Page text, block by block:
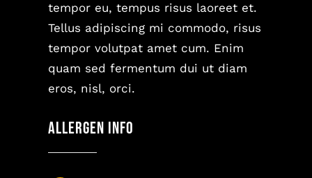
tempor eu, tempus risus laoreet et.
Tellus adipiscing mi commodo, risus
tempor volutpat amet cum. Enim
quam sed fermentum dui ut diam
eros, nisl, orci.
Allergen Info